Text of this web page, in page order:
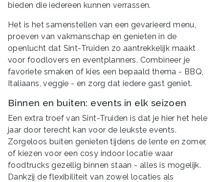
bieden die iedereen kunnen verrassen.
Het is het samenstellen van een gevarieerd menu,
proeven van vakmanschap en genieten in de
openlucht dat Sint-Truiden zo aantrekkelijk maakt
voor foodlovers en eventplanners. Combineer je
favoriete smaken of kies een bepaald thema - BBQ,
Italiaans, veggie - en zorg dat iedere gast geniet.
Binnen en buiten: events in elk seizoen
Een extra troef van Sint-Truiden is dat je hier het hele
jaar door terecht kan voor de leukste events.
Zorgeloos buiten genieten tijdens de lente en zomer,
of kiezen voor een cosy indoor locatie waar
foodtrucks gezellig binnen staan - alles is mogelijk.
Dankzij de flexibiliteit van zowel locaties als